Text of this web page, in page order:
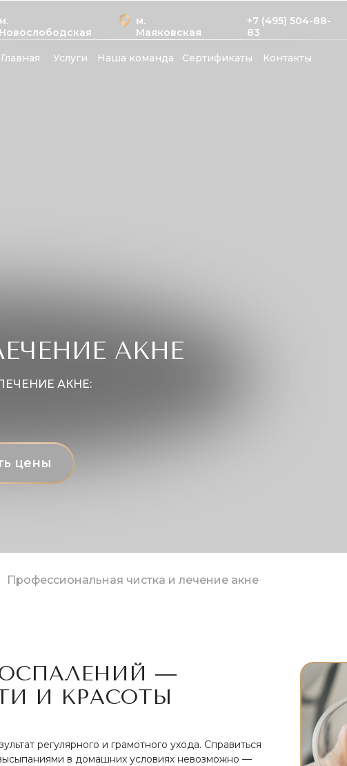
+7 (495) 504-88-
83
м.
Маяковская
Главная
Услуги Наша команда Сертификаты Контакты
АКНЕ
АКНЕ:
цены
Профессиональная чистка и лечение акне
—
И КРАСОТЫ
регулярного и грамотного ухода. Справиться
в домашних условиях невозможно —